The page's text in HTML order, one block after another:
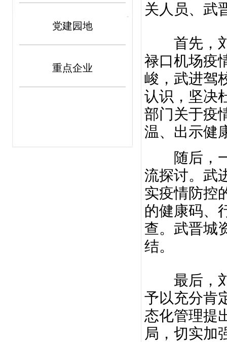
党建园地
重点企业
关人员、武
首先，刘
禄口机场疫
峻，武进驾
认识，坚决
部门关于疫
温、出示健
随后，一
流探讨。武
实疫情防控
的健康码、
查。武晋城
结。
最后，刘
予以充分肯
态化管理提
局，切实加